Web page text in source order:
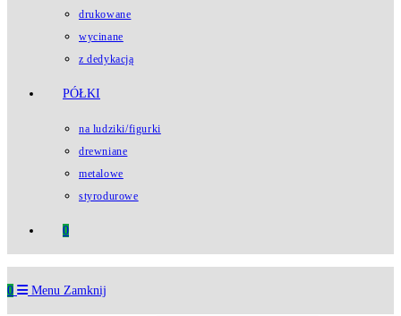
drukowane
wycinane
z dedykacją
PÓŁKI
na ludziki/figurki
drewniane
metalowe
styrodurowe
0
0 Menu Zamknij